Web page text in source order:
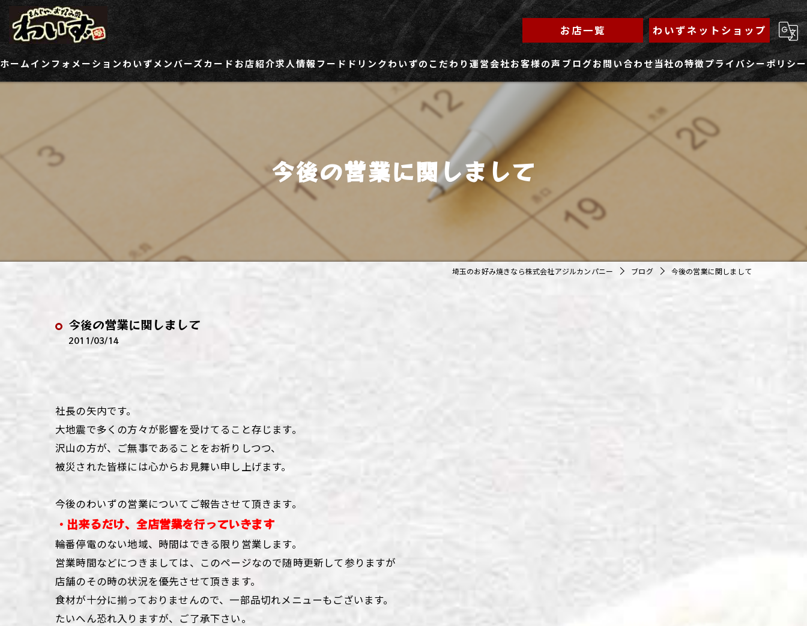
お店一覧 わいずネットショップ
ホームインフォメーションわいずメンバーズカード お店紹介
わいず熊谷店
わいず春日部店
わいず三芳店
求人情報
パート・アルバイト用求人ページ
フード ドリンクわいずのこだわり運営会社お客様の声 ブログお問い合わせ
求人フォーム
当社の特徴
ランチ
焼きそば
プライバシーポリシー
今後の営業に関しまして
埼玉のお好み焼きなら株式会社アジルカンパニー ブログ 今後の営業に関しまして
今後の営業に関しまして
2011/03/14
社長の矢内です。
大地震で多くの方々が影響を受けてること存じます。
沢山の方が、 ご無事であることをお祈りしつつ、
被災された皆様には心からお見舞い申し上げます。
今後のわいずの営業についてご報告させて頂きます。
・出来るだけ、全店営業を行っていきます
輪番停電のない地域、時間はできる限り営業します。
営業時間などにつきましては、このページなので随時更新して参りますが
店舗のその時の状況を優先させて頂きます。
食材が十分に揃っておりませんので、一部品切れメニューもございます。
たいへん恐れ入りますが、ご了承下さい。